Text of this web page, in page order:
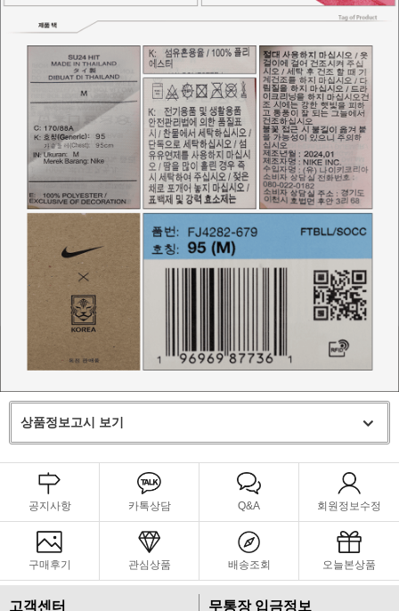
상품정보고시 보기
공지사항 카톡상담 Q&A 회원정보수정
구매후기 관심상품 배송조회 오늘본상품
고객센터 무통장 입금정보